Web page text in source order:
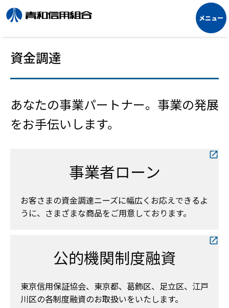
資金調達
あなたの事業パートナー。事業の発展
をお手伝いします。
事業者ローン
お客さまの資金調達ニーズに幅広くお応えできるよ
うに、さまざまな商品をご用意しております。
公的機関制度融資
東京信用保証協会、東京都、葛飾区、足立区、江戸
川区の各制度融資のお取扱いをいたします。